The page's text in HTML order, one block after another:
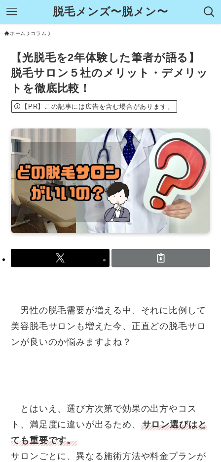
脱毛メンズ〜脱メン〜
ホーム コラム
【光脱毛を2年体験した筆者が語る】
脱毛サロン５社のメリット・デメリッ
トを徹底比較！
【PR】この記事には広告を含む場合があります。
男性の脱毛需要が増える中、それに比例して
美容脱毛サロンも増えた今、正直どの脱毛サロ
ンが良いのか悩みますよね？
とはいえ、選び方次第で効果の出方やコス
ト、満足度に違いが出るため、 サロン選びはと
ても重要です。
サロンごとに、異なる施術方法や料金プランが